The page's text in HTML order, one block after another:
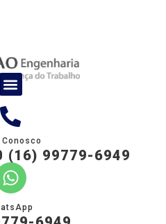
Conosco
(16) 99779-6949